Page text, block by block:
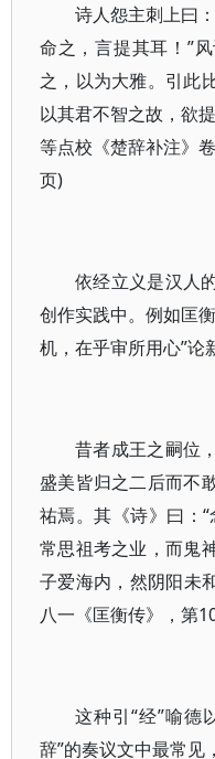
诗人怨主刺上曰
命之，言提其耳！”
之，以为大雅。引此
以其君不智之故，欲
等点校《楚辞补注》
页)
依经立义是汉人
创作实践中。例如匡
机，在乎审所用心”论
昔者成王之嗣位
盛美皆归之二后而不
祐焉。其《诗》曰：
常思祖考之业，而鬼
子爱海内，然阴阳未
八一《匡衡传》，第
这种引“经”喻德
辞”的奏议文中最常见